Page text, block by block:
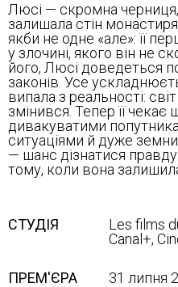
Люсі — скромна
залишала стін
якби не одне «але»: її
у злочині, якого він не
його, Люсі доведеться
законів. Усе
випала з реальності:
змінився. Тепер її
дивакуватими
ситуаціями й дуже
— шанс дізнатися
тому, коли вона
СТУДІЯ
Les films
Canal+,
ПРЕМ'ЄРА 31 липня